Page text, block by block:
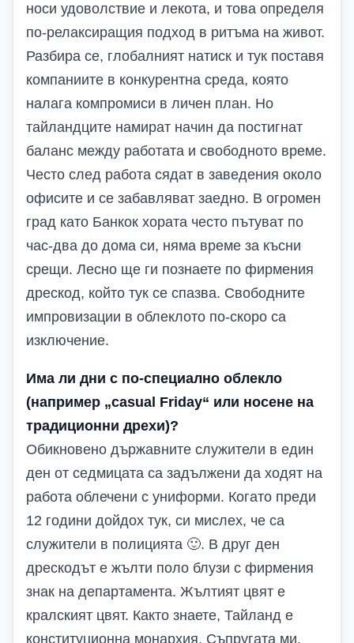
носи удоволствие и лекота, и това определя
по-релаксиращия подход в ритъма на живот.
Разбира се, глобалният натиск и тук поставя
компаниите в конкурентна среда, която
налага компромиси в личен план. Но
тайландците намират начин да постигнат
баланс между работата и свободното време.
Често след работа сядат в заведения около
офисите и се забавляват заедно. В огромен
град като Банкок хората често пътуват по
час-два до дома си, няма време за късни
срещи. Лесно ще ги познаете по фирмения
дрескод, който тук се спазва. Свободните
импровизации в облеклото по-скоро са
изключение.
Има ли дни с по-специално облекло
(например „casual Friday“ или носене на
традиционни дрехи)?
Обикновено държавните служители в един
ден от седмицата са задължени да ходят на
работа облечени с униформи. Когато преди
12 години дойдох тук, си мислех, че са
служители в полицията 🙂. В друг ден
дрескодът е жълти поло блузи с фирмения
знак на департамента. Жълтият цвят е
кралският цвят. Както знаете, Тайланд е
конституционна монархия. Съпругата ми,